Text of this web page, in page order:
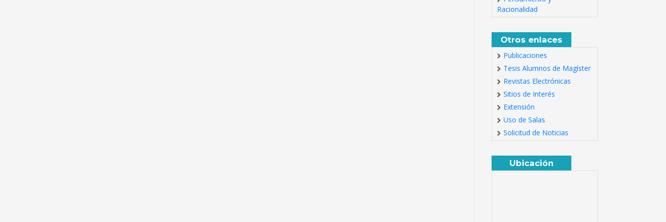
Racionalidad
Otros enlaces
Publicaciones
Tesis Alumnos de Magíster
Revistas Electrónicas
Sitios de Interés
Extensión
Uso de Salas
Solicitud de Noticias
Ubicación